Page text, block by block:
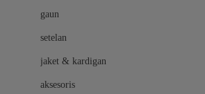
Buggygear
Bumkins
gaun
setelan
jaket & kardigan
aksesoris